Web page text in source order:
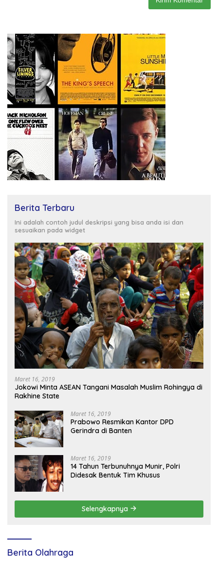
Berita Terbaru
Ini adalah contoh judul deskripsi yang bisa anda isi dan
sesuaikan pada widget
Maret 16, 2019
Jokowi Minta ASEAN Tangani Masalah Muslim Rohingya di
Rakhine State
Maret 16, 2019
Prabowo Resmikan Kantor DPD
Gerindra di Banten
Maret 16, 2019
14 Tahun Terbunuhnya Munir, Polri
Didesak Bentuk Tim Khusus
Selengkapnya
Berita Olahraga